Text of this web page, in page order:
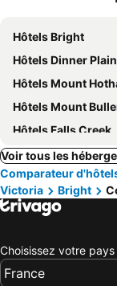
Hôtels Bright
Hôtels Dinner Plain
Hôtels Mount
Hôtels Mount
Hôtels Falls Creek
Voir tous les
Comparateur
Victoria
Bright
Choisissez votre pays